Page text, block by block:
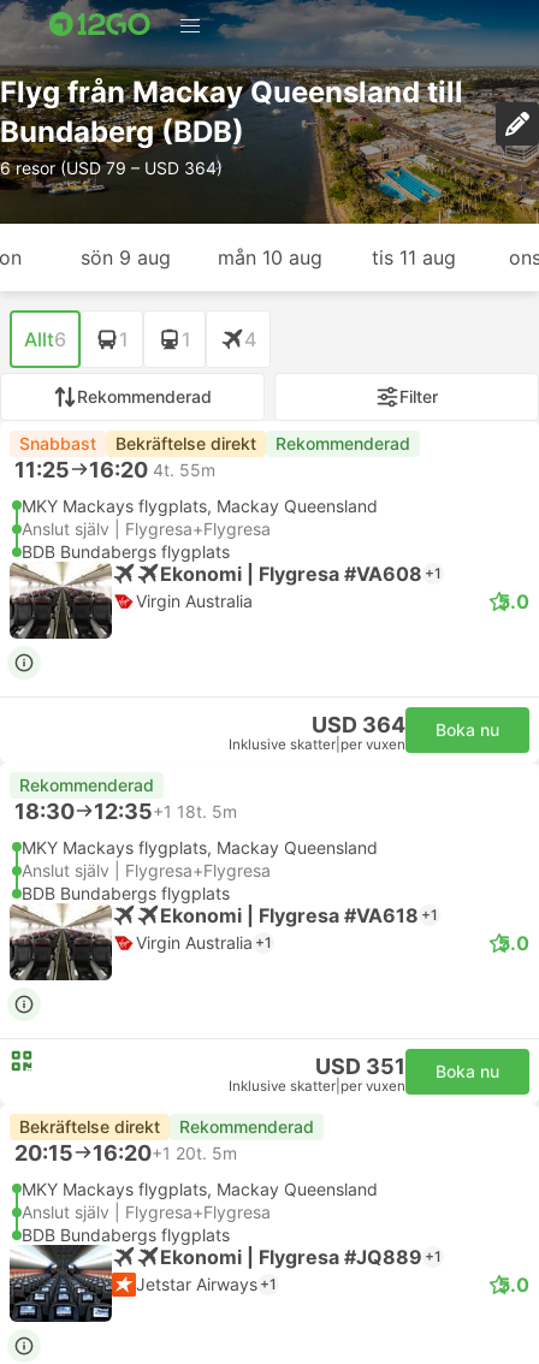
Flyg från Mackay Queensland till
Bundaberg (BDB)
6 resor (USD 79 – USD 364)
sön 9 aug mån 10 aug tis 11 aug
Allt6 1 1 4
Rekommenderad Filter
Snabbast Bekräftelse direkt Rekommenderad
11:25 16:20 4t. 55m
MKY Mackays flygplats, Mackay Queensland
Anslut själv | Flygresa+Flygresa
BDB Bundabergs flygplats
Ekonomi | Flygresa #VA608 +1
Virgin Australia 5.0
USD 364
Inklusive skatter per vuxen
Boka nu
Rekommenderad
18:30 12:35+1 18t. 5m
MKY Mackays flygplats, Mackay Queensland
Anslut själv | Flygresa+Flygresa
BDB Bundabergs flygplats
Ekonomi | Flygresa #VA618 +1
Virgin Australia +1 5.0
USD 351
Inklusive skatter per vuxen
Boka nu
Bekräftelse direkt Rekommenderad
20:15 16:20+1 20t. 5m
MKY Mackays flygplats, Mackay Queensland
Anslut själv | Flygresa+Flygresa
BDB Bundabergs flygplats
Ekonomi | Flygresa #JQ889 +1
Jetstar Airways +1 5.0